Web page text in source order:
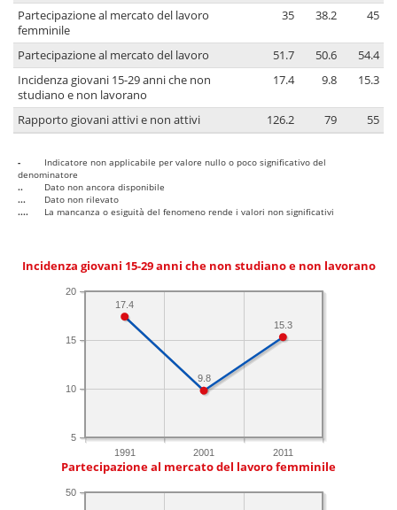
Partecipazione al mercato del lavoro
femminile
35 38.2 45
Partecipazione al mercato del lavoro 51.7 50.6
54.4
Incidenza giovani 15-29 anni che non
studiano e non lavorano
17.4 9.8 15.3
Rapporto giovani attivi e non attivi 126.2 79 55
-
Indicatore non applicabile per valore nullo o poco significativo del
denominatore
..
Dato non ancora disponibile
...
Dato non rilevato
....
La mancanza o esiguità del fenomeno rende i valori non significativi
Incidenza giovani 15-29 anni che non studiano e non lavorano
1991 2001 2011
5
10
15
20
15.3
9.8
17.4
Partecipazione al mercato del lavoro femminile
50